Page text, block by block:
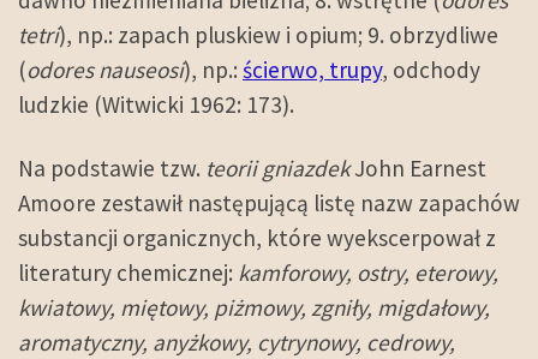
tetri), np.: zapach pluskiew i opium; 9. obrzydliwe
(odores nauseosi), np.: ścierwo, trupy, odchody
ludzkie (Witwicki 1962: 173).
Na podstawie tzw. teorii gniazdekJohn Earnest
Amoore zestawił następującą listę nazw zapachów
substancji organicznych, które wyekscerpował z
literatury chemicznej: kamforowy, ostry, eterowy,
kwiatowy, miętowy, piżmowy, zgniły, migdałowy,
aromatyczny, anyżkowy, cytrynowy, cedrowy,